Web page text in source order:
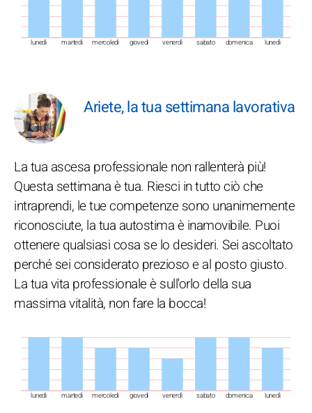
lunedì martedì mercoledì giovedì venerdì sabato domenica lunedì
Ariete, la tua settimana lavorativa
lunedì martedì mercoledì giovedì venerdì sabato domenica lunedì
La tua ascesa professionale non rallenterà più!
Questa settimana è tua. Riesci in tutto ciò che
intraprendi, le tue competenze sono unanimemente
riconosciute, la tua autostima è inamovibile. Puoi
ottenere qualsiasi cosa se lo desideri. Sei ascoltato
perché sei considerato prezioso e al posto giusto.
La tua vita professionale è sull'orlo della sua
massima vitalità, non fare la bocca!